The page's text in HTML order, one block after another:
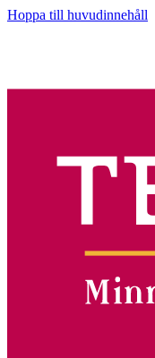
Hoppa till huvudinnehåll